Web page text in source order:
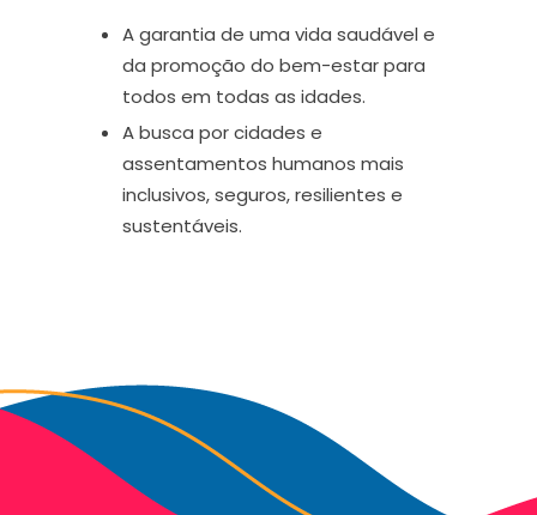
A garantia de uma vida saudável e
da promoção do bem-estar para
todos em todas as idades.
A busca por cidades e
assentamentos humanos mais
inclusivos, seguros, resilientes e
sustentáveis.